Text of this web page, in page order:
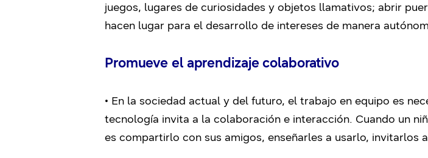
juegos, lugares de curiosidades y objetos llamativos; abrir
hacen lugar para el desarrollo de intereses de manera
Promueve el aprendizaje colaborativo
• En la sociedad actual y del futuro, el trabajo en equipo es
tecnología invita a la colaboración e interacción. Cuando un
es compartirlo con sus amigos, enseñarles a usarlo, invitarlos